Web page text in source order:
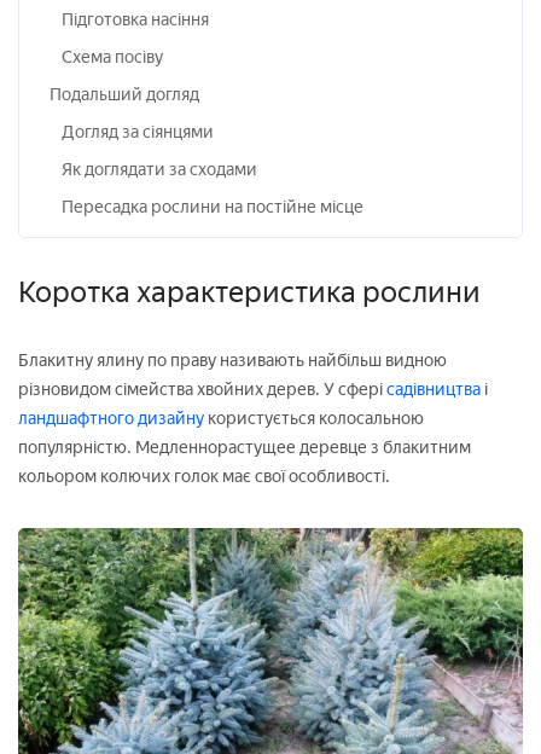
Підготовка насіння
Схема посіву
Подальший догляд
Догляд за сіянцями
Як доглядати за сходами
Пересадка рослини на постійне місце
Коротка характеристика рослини
Блакитну ялину по праву називають найбільш видною
різновидом сімейства хвойних дерев. У сферісадівництва і
ландшафтного дизайну користується колосальною
популярністю. Медленнорастущее деревце з блакитним
кольором колючих голок має свої особливості.